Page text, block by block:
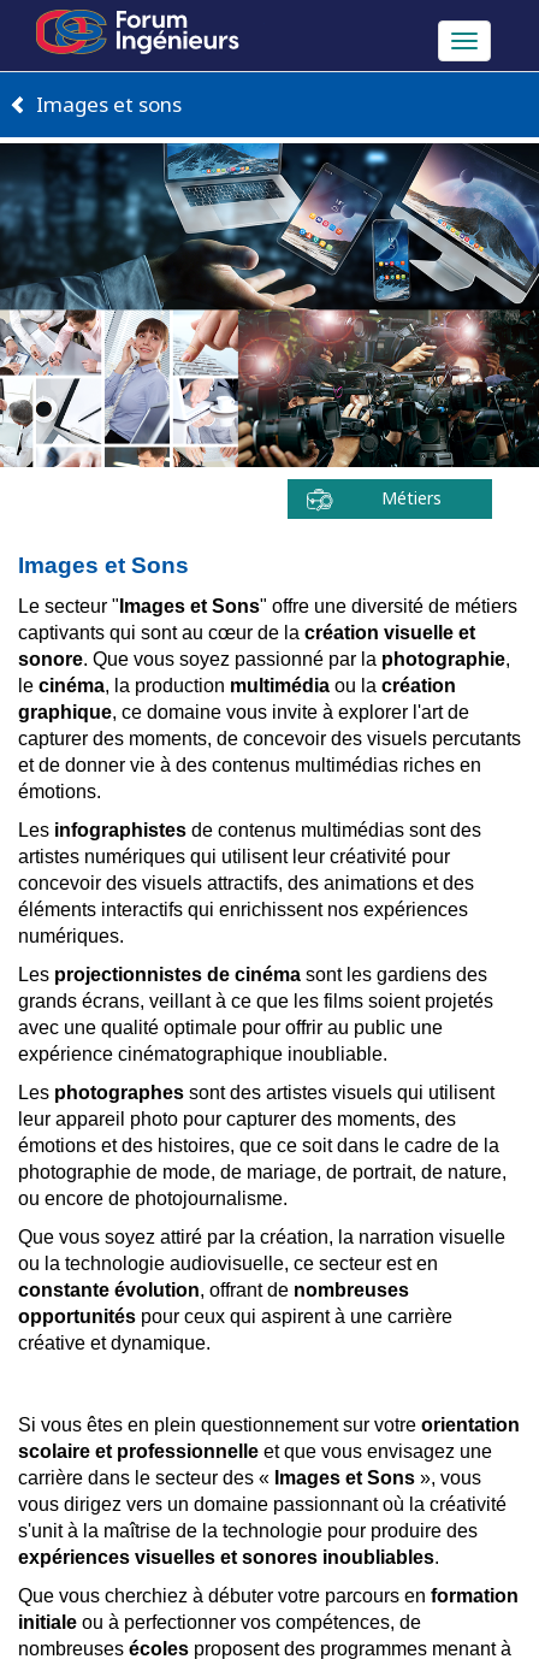
Toggle
navigation
Images et sons
Métiers
Images et Sons
Le secteur " Images et Sons" offre une diversité de métiers
captivants qui sont au cœur de la création visuelle et
sonore. Que vous soyez passionné par la photographie,
le cinéma, la production multimédia ou la création
graphique, ce domaine vous invite à explorer l'art de
capturer des moments, de concevoir des visuels percutants
et de donner vie à des contenus multimédias riches en
émotions.
Les infographistes de contenus multimédias sont des
artistes numériques qui utilisent leur créativité pour
concevoir des visuels attractifs, des animations et des
éléments interactifs qui enrichissent nos expériences
numériques.
Les projectionnistes de cinéma sont les gardiens des
grands écrans, veillant à ce que les films soient projetés
avec une qualité optimale pour offrir au public une
expérience cinématographique inoubliable.
Les photographes sont des artistes visuels qui utilisent
leur appareil photo pour capturer des moments, des
émotions et des histoires, que ce soit dans le cadre de la
photographie de mode, de mariage, de portrait, de nature,
ou encore de photojournalisme.
Que vous soyez attiré par la création, la narration visuelle
ou la technologie audiovisuelle, ce secteur est en
constante évolution, offrant de nombreuses
opportunités pour ceux qui aspirent à une carrière
créative et dynamique.
Si vous êtes en plein questionnement sur votre orientation
scolaire et professionnelle et que vous envisagez une
carrière dans le secteur des « Images et Sons », vous
vous dirigez vers un domaine passionnant où la créativité
s'unit à la maîtrise de la technologie pour produire des
expériences visuelles et sonores inoubliables.
Que vous cherchiez à débuter votre parcours en formation
initiale ou à perfectionner vos compétences, de
nombreuses écoles proposent des programmes menant à